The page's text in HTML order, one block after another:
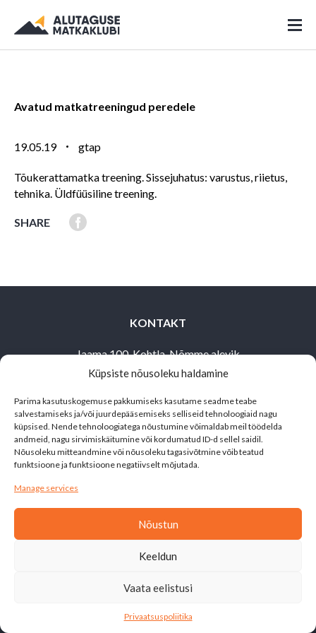
Küpsiste nõusoleku haldamine
Parima kasutuskogemuse pakkumiseks kasutame seadme teabe
salvestamiseks ja/või juurdepääsemiseks selliseid tehnoloogiaid nagu
küpsised. Nende tehnoloogiatega nõustumine võimaldab meil töödelda
andmeid, nagu sirvimiskäitumine või kordumatud ID-d sellel saidil.
Nõusoleku mitteandmine või nõusoleku tagasivõtmine võib teatud
funktsioone ja funktsioone negatiivselt mõjutada.
Manage services
Nõustun
Keeldun
Vaata eelistusi
Privaatsuspoliitika
Avatud matkatreeningud peredele
19.05.19 gtap
Tõukerattamatka treening. Sissejuhatus: varustus, riietus,
tehnika. Üldfüüsiline treening.
SHARE
KONTAKT
Jaama 100, Kohtla-Nõmme alevik
Toila vald,
30503 Ida-Virumaa
alutaguse@matkaklubi.ee
+372 514 1692
Leht on valminud siseministeeriumi ja Kodanikuühiskonna
© 2026 Alutaguse.